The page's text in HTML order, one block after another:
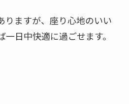
りますが、座り心地のいい
日中快適に過ごせます。